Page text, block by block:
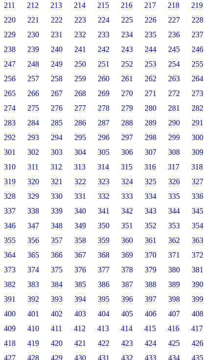
211
212 213 214 215 216 217 218
219
220
221 222 223 224 225 226 227
228
229
230 231 232 233 234 235 236
237
238
239 240 241 242 243 244 245
246
247
248 249 250 251 252 253 254
255
256
257 258 259 260 261 262 263
264
265
266 267 268 269 270 271 272
273
274
275 276 277 278 279 280 281
282
283
284 285 286 287 288 289 290
291
292
293 294 295 296 297 298 299
300
301
302 303 304 305 306 307 308
309
310
311 312 313 314 315 316 317
318
319
320 321 322 323 324 325 326
327
328
329 330 331 332 333 334 335
336
337
338 339 340 341 342 343 344
345
346
347 348 349 350 351 352 353
354
355
356 357 358 359 360 361 362
363
364
365 366 367 368 369 370 371
372
373
374 375 376 377 378 379 380
381
382
383 384 385 386 387 388 389
390
391
392 393 394 395 396 397 398
399
400
401 402 403 404 405 406 407
408
409
410 411 412 413 414 415 416
417
418
419 420 421 422 423 424 425
426
427
428 429 430 431 432 433 434
435